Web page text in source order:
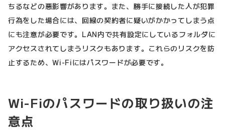
ちるなどの悪影響があります。また、勝手に接続した人が犯罪
行為をした場合には、回線の契約者に疑いがかかってしまう点
にも注意が必要です。LAN内で共有設定にしているフォルダに
アクセスされてしまうリスクもあります。これらのリスクを防
止するため、Wi-Fiにはパスワードが必要です。
Wi-Fiのパスワードの取り扱いの注
意点